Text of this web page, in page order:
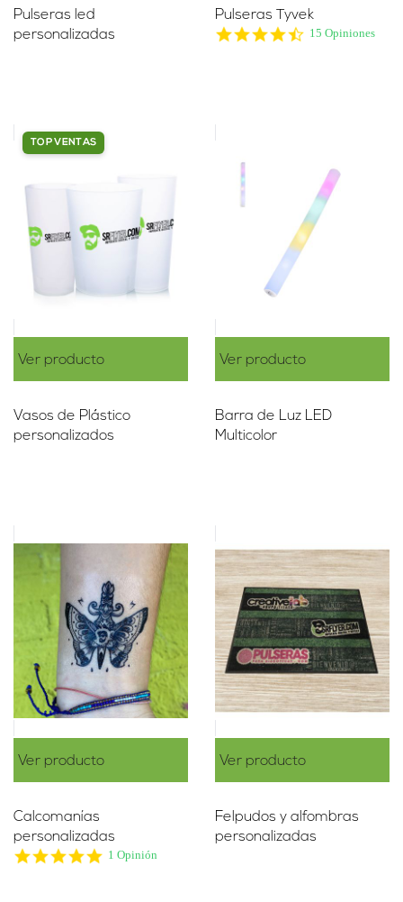
Pulseras led
personalizadas
Pulseras Tyvek
4.7
15 Opiniones
TOP VENTAS
Ver producto
Vasos de Plástico
personalizados
Ver producto
Barra de Luz LED
Multicolor
Ver producto
Calcomanías
personalizadas
5.0
1 Opinión
Ver producto
Felpudos y alfombras
personalizadas